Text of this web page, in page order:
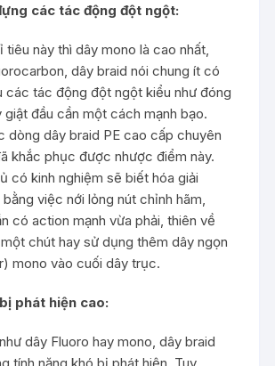
các tác động đột ngột:
tiêu này thì dây mono là cao nhất,
dây braid nói chung ít có
các tác động đột ngột kiểu như đóng
giật đầu cần một cách mạnh bạo.
dòng dây braid PE cao cấp chuyên
khắc phục được nhược điểm này.
có kinh nghiệm sẽ biết hóa giải
việc nới lỏng nút chỉnh hãm,
có action mạnh vừa phải, thiên về
chút hay sử dụng thêm dây ngọn
mono vào cuối dây trục.
phát hiện cao:
dây Fluoro hay mono, dây braid